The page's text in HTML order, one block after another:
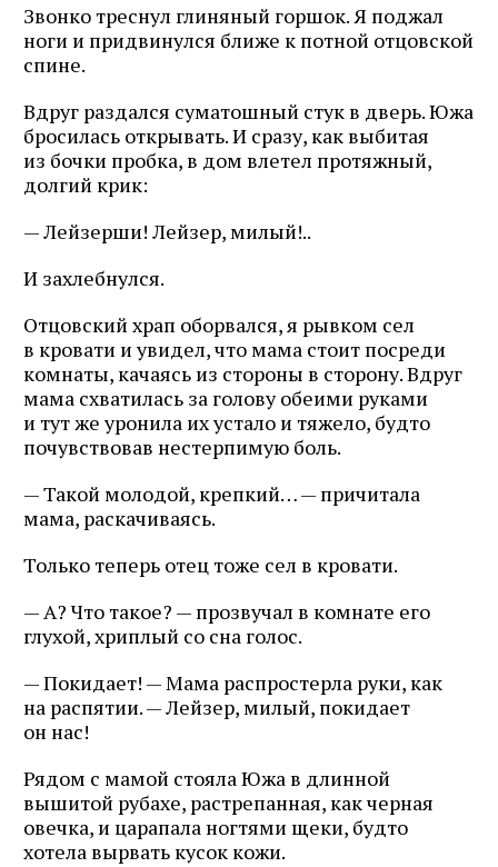
Звонко треснул глиняный горшок. Я поджал
ноги и придвинулся ближе к потной отцовской
спине.
Вдруг раздался суматошный стук в дверь. Южа
бросилась открывать. И сразу, как выбитая
из бочки пробка, в дом влетел протяжный,
долгий крик:
— Лейзерши! Лейзер, милый!..
И захлебнулся.
Отцовский храп оборвался, я рывком сел
в кровати и увидел, что мама стоит посреди
комнаты, качаясь из стороны в сторону. Вдруг
мама схватилась за голову обеими руками
и тут же уронила их устало и тяжело, будто
почувствовав нестерпимую боль.
— Такой молодой, крепкий… — причитала
мама, раскачиваясь.
Только теперь отец тоже сел в кровати.
— А? Что такое? — прозвучал в комнате его
глухой, хриплый со сна голос.
— Покидает! — Мама распростерла руки, как
на распятии. — Лейзер, милый, покидает
он нас!
Рядом с мамой стояла Южа в длинной
вышитой рубахе, растрепанная, как черная
овечка, и царапала ногтями щеки, будто
хотела вырвать кусок кожи.